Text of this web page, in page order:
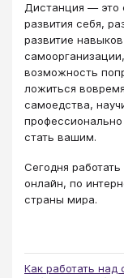
Дистанция — это
развития себя,
развитие
возможность
ложиться
самоедства,
стать вашим.
Сегодня
онлайн, по
страны мира.
Как работать над